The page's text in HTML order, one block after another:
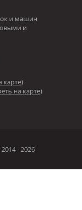
и машин
и
карте)
на карте)
- 2026